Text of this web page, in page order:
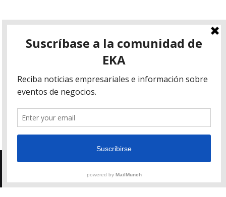
EKA Consultores, 2021 © All Rights Reserved